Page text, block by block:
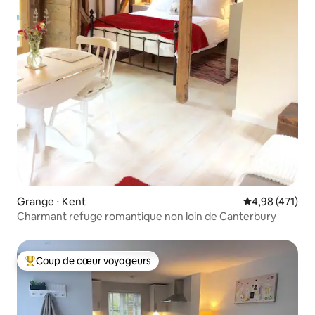
Grange ⋅ Kent Évaluation
4,98 (471)
Charmant refuge romantique non loin de Canterbury
Coups de cœur voyageurs les plus appréciés
Coup de cœur voyageurs